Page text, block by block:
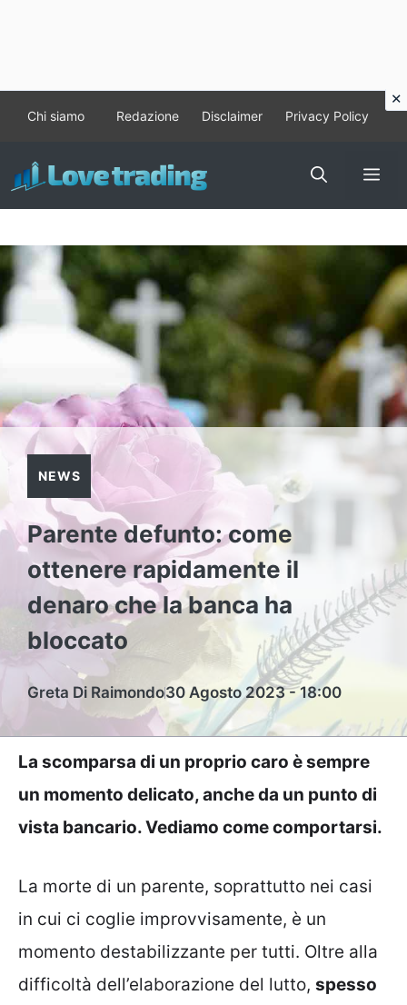
contenuto
Chi siamo Redazione Disclaimer Privacy Policy
NEWS
Parente defunto: come
ottenere rapidamente il
denaro che la banca ha
bloccato
Greta Di Raimondo30 Agosto 2023 - 18:00
La scomparsa di un proprio caro è sempre
un momento delicato, anche da un punto di
vista bancario. Vediamo come comportarsi.
La morte di un parente, soprattutto nei casi
in cui ci coglie improvvisamente, è un
momento destabilizzante per tutti. Oltre alla
difficoltà dell’elaborazione del lutto, spesso